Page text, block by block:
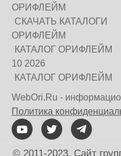
ОРИФЛЕЙМ
СКАЧАТЬ КАТАЛОГИ
ОРИФЛЕЙМ
КАТАЛОГ ОРИФЛЕЙМ
10 2026
КАТАЛОГ ОРИФЛЕЙМ
WebOri.Ru -
Политика
© 2011-2023. Сайт